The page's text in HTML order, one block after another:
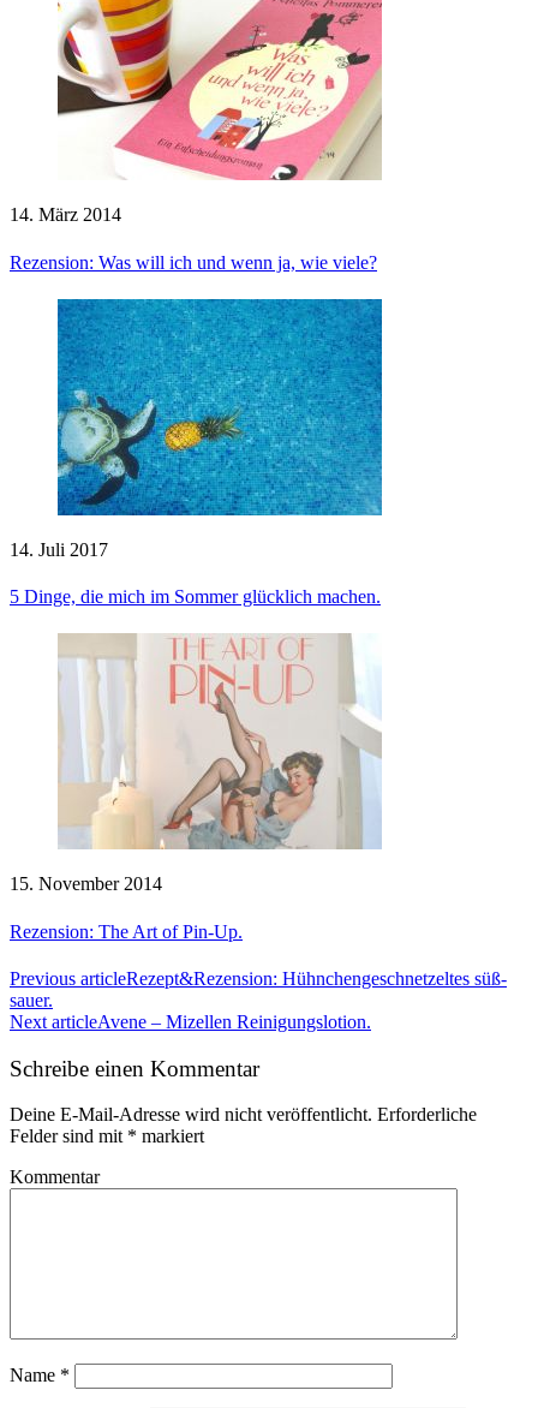
14. März 2014
Rezension: Was will ich und wenn ja, wie viele?
14. Juli 2017
5 Dinge, die mich im Sommer glücklich machen.
15. November 2014
Rezension: The Art of Pin-Up.
Previous articleRezept&Rezension: Hühnchengeschnetzeltes süß-
sauer.
Next articleAvene – Mizellen Reinigungslotion.
Schreibe einen Kommentar
Deine E-Mail-Adresse wird nicht veröffentlicht. Erforderliche
Felder sind mit * markiert
Kommentar
Name *